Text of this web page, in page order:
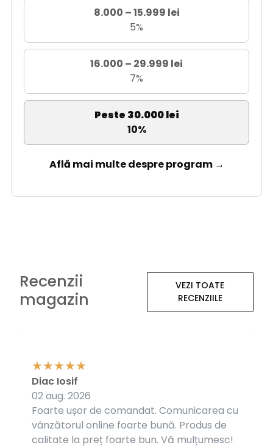
8.000 – 15.999 lei
5%
16.000 – 29.999 lei
7%
Peste 30.000 lei
10%
Află mai multe despre program →
Recenzii
magazin
VEZI TOATE
RECENZIILE
Foarte ușor de comandat. Comunicarea cu
vânzătorul online foarte bună. Produs de
calitate la preț foarte bun. Vă mulțumesc!
Diac Iosif
02 aug. 2026